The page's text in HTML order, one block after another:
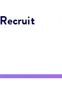
Recruit